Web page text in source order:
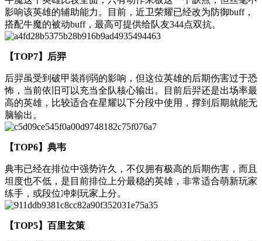
影响该英雄的辅助能力。目前，近卫荣耀已经改为防御buff，
搭配牛魔的被动buff，最高可提供给队友344点双抗。
【TOP7】后羿
后羿虽受到破甲装削弱的影响，但这位英雄的后期伤害过于恐
怖，当前依旧可以充当全队核心输出。目前后羿还是出场率最
高的英雄，比较适合在星耀以下分段中使用，撑到后期就能无
脑输出。
【TOP6】典韦
典韦已经在排位中强势许久，不仅拥有极高的后期伤害，而且
坦度也不低，是目前排位上分最稳的英雄，非常适合萌新玩家
练手，或段位冲刺玩家上分。
【TOP5】百里玄策